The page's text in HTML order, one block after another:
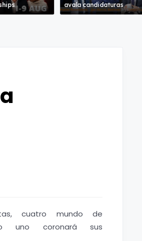
avala candidaturas
cuatro mundo de
uno coronará sus